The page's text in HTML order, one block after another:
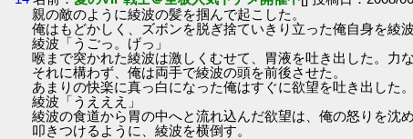
親の敵のように綾波の髪を掴んで起こした。
俺はもどかしく、ズボンを脱ぎ捨ていきり立った俺自身を綾
綾波「うごっ。げっ」
喉まで突かれた綾波は激しくむせて、胃液を吐き出した。力
それに構わず、俺は両手で綾波の頭を前後させた。
あまりの快楽に真っ白になった俺はすぐに欲望を吐き出した。
綾波「うえええ」
綾波の食道から胃の中へと流れ込んだ欲望は、俺の怒りを沈
叩きつけるように、綾波を横倒す。